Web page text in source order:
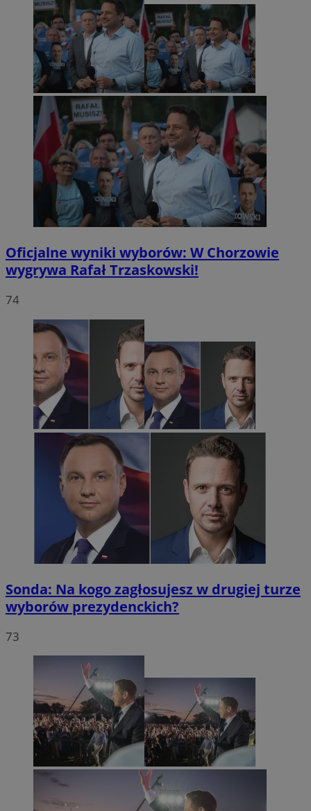
Oficjalne wyniki wyborów: W Chorzowie
wygrywa Rafał Trzaskowski!
74
Sonda: Na kogo zagłosujesz w drugiej turze
wyborów prezydenckich?
73